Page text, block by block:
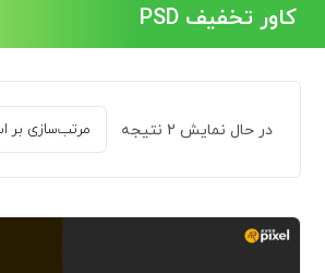
کاور تخفیف PSD
در حال نمایش 2 نتیجه